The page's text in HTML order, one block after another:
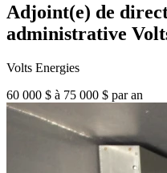
Adjoint(e) de
administrative
Volts Energies
60 000 $ à 75 000 $ par an